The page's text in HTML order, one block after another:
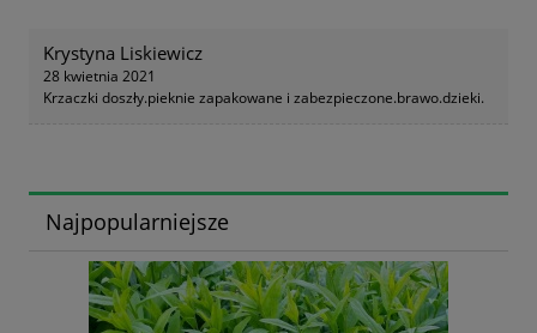
Krystyna Liskiewicz
28 kwietnia 2021
Krzaczki doszły.pieknie zapakowane i zabezpieczone.brawo.dzieki.
Najpopularniejsze